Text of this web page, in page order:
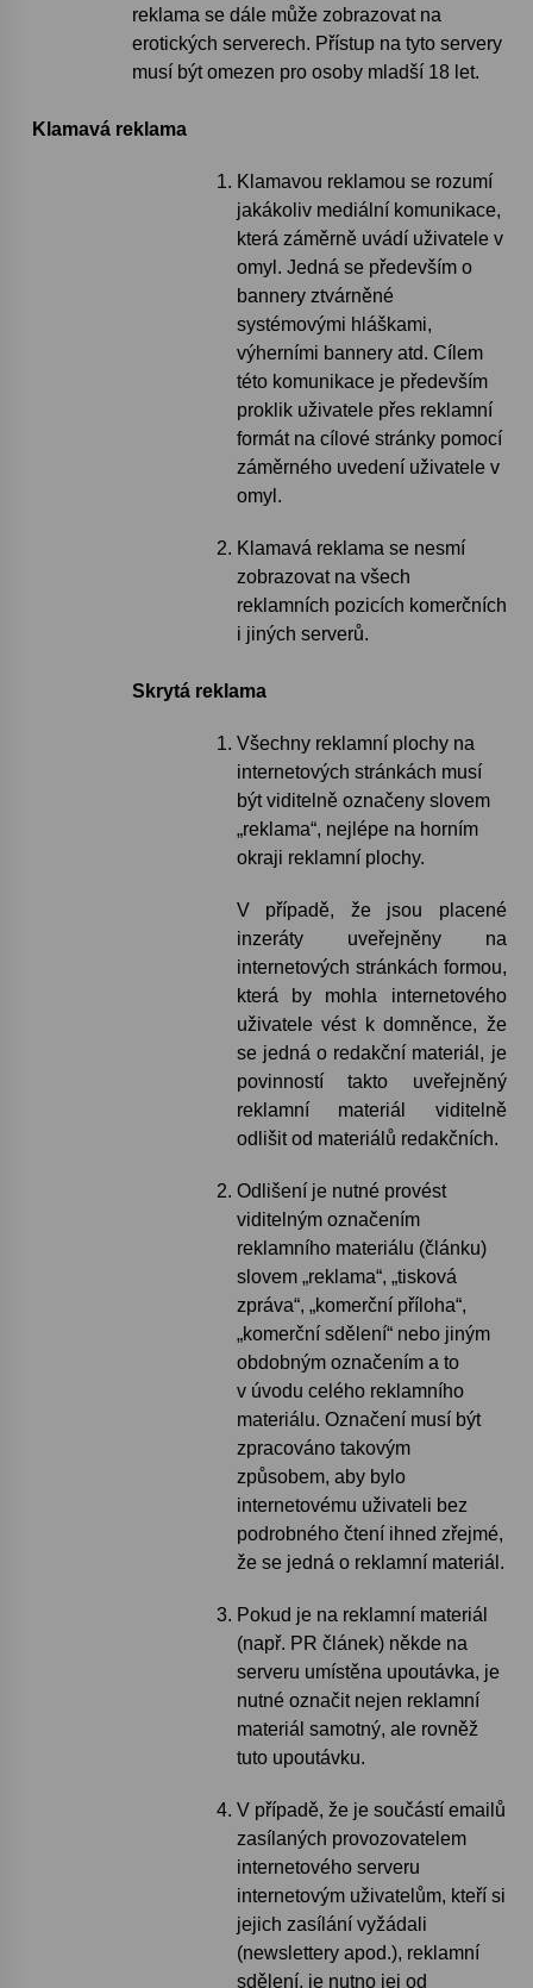
reklama se dále může zobrazovat na
erotických serverech. Přístup na tyto servery
musí být omezen pro osoby mladší 18 let.
Klamavá reklama
Klamavou reklamou se rozumí
jakákoliv mediální komunikace,
která záměrně uvádí uživatele v
omyl. Jedná se především o
bannery ztvárněné
systémovými hláškami,
výherními bannery atd. Cílem
této komunikace je především
proklik uživatele přes reklamní
formát na cílové stránky pomocí
záměrného uvedení uživatele v
omyl.
Klamavá reklama se nesmí
zobrazovat na všech
reklamních pozicích komerčních
i jiných serverů.
Skrytá reklama
Všechny reklamní plochy na
internetových stránkách musí
být viditelně označeny slovem
„reklama“, nejlépe na horním
okraji reklamní plochy.
V případě, že jsou placené
inzeráty uveřejněny na
internetových stránkách formou,
která by mohla internetového
uživatele vést k domněnce, že
se jedná o redakční materiál, je
povinností takto uveřejněný
reklamní materiál viditelně
odlišit od materiálů redakčních.
Odlišení je nutné provést
viditelným označením
reklamního materiálu (článku)
slovem „reklama“, „tisková
zpráva“, „komerční příloha“,
„komerční sdělení“ nebo jiným
obdobným označením a to
v úvodu celého reklamního
materiálu. Označení musí být
zpracováno takovým
způsobem, aby bylo
internetovému uživateli bez
podrobného čtení ihned zřejmé,
že se jedná o reklamní materiál.
Pokud je na reklamní materiál
(např. PR článek) někde na
serveru umístěna upoutávka, je
nutné označit nejen reklamní
materiál samotný, ale rovněž
tuto upoutávku.
V případě, že je součástí emailů
zasílaných provozovatelem
internetového serveru
internetovým uživatelům, kteří si
jejich zasílání vyžádali
(newslettery apod.), reklamní
sdělení, je nutno jej od